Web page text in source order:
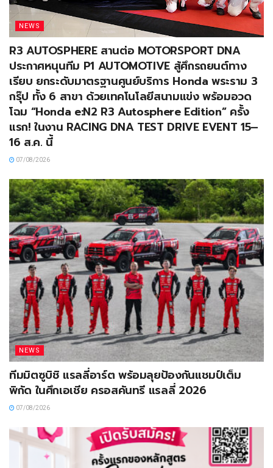
NEWS
R3 AUTOSPHERE สานต่อ MOTORSPORT DNA
ประกาศหนุนทีม P1 AUTOMOTIVE สู้ศึกรถยนต์ทาง
เรียบ ยกระดับมาตรฐานศูนย์บริการ Honda พระราม 3
กรุ๊ป ทั้ง 6 สาขา ด้วยเทคโนโลยีสนามแข่ง พร้อมอวด
โฉม “Honda e:N2 R3 Autosphere Edition” ครั้ง
แรก! ในงาน RACING DNA TEST DRIVE EVENT 15–
16 ส.ค. นี้
07/08/2026
NEWS
ทีมมิตซูบิชิ แรลลี่อาร์ต พร้อมลุยป้องกันแชมป์เต็ม
พิกัด ในศึกเอเชีย ครอสคันทรี แรลลี่ 2026
07/08/2026